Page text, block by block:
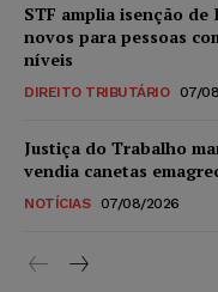
STF amplia isenção de
novos para pessoas
níveis
DIREITO TRIBUTÁRIO 07/
Justiça do Trabalho
vendia canetas
NOTÍCIAS 07/08/2026